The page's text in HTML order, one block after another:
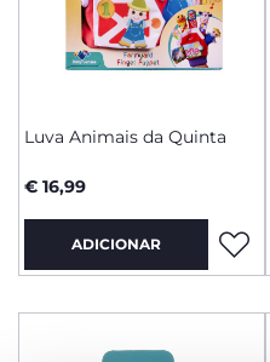
Luva Animais da Quinta
€ 16,99
ADICIONAR